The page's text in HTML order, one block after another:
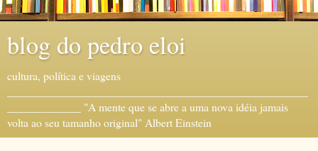
blog do pedro eloi
cultura, política e viagens
_____________ "A mente que se abre a uma nova idéia jamais
volta ao seu tamanho original" Albert Einstein